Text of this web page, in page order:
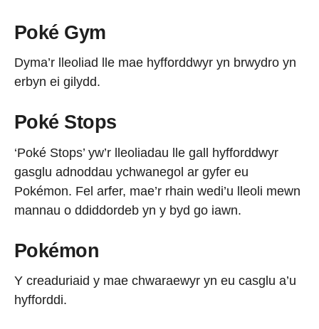
Poké Gym
Dyma’r lleoliad lle mae hyfforddwyr yn brwydro yn
erbyn ei gilydd.
Poké Stops
‘Poké Stops’ yw’r lleoliadau lle gall hyfforddwyr
gasglu adnoddau ychwanegol ar gyfer eu
Pokémon. Fel arfer, mae’r rhain wedi’u lleoli mewn
mannau o ddiddordeb yn y byd go iawn.
Pokémon
Y creaduriaid y mae chwaraewyr yn eu casglu a’u
hyfforddi.